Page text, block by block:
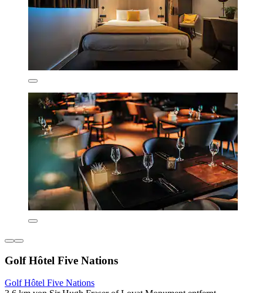
Golf Hôtel Five Nations
Golf Hôtel Five Nations